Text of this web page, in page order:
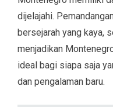
dijelajahi.
bersejarah yang kaya,
menjadikan
ideal bagi siapa saja
dan pengalaman baru.